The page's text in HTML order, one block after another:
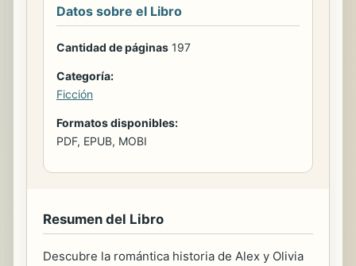
Datos sobre el Libro
Cantidad de páginas 197
Categoría:
Ficción
Formatos disponibles:
PDF, EPUB, MOBI
Resumen del Libro
Descubre la romántica historia de Alex y Olivia